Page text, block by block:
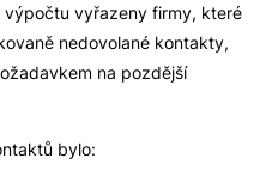
vyřazeny firmy, které
nedovolané kontakty,
na pozdější
bylo: